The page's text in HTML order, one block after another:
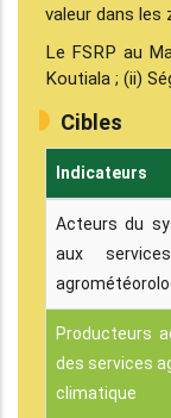
valeur dans les
Le FSRP au
Koutiala ; (ii)
Cibles
Indicateurs
Acteurs du
aux
Producteurs
des services
climatique